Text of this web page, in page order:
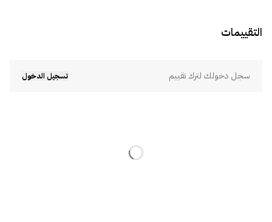
التقييمات
سجل دخولك لترك تقييم تسجيل الدخول